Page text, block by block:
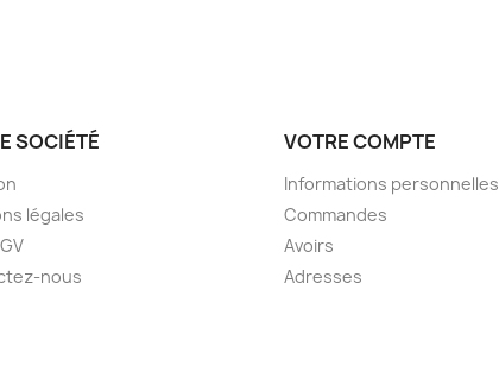
SOCIÉTÉ
légales
nous
VOTRE COMPTE
Informations personnelles
Commandes
Avoirs
Adresses